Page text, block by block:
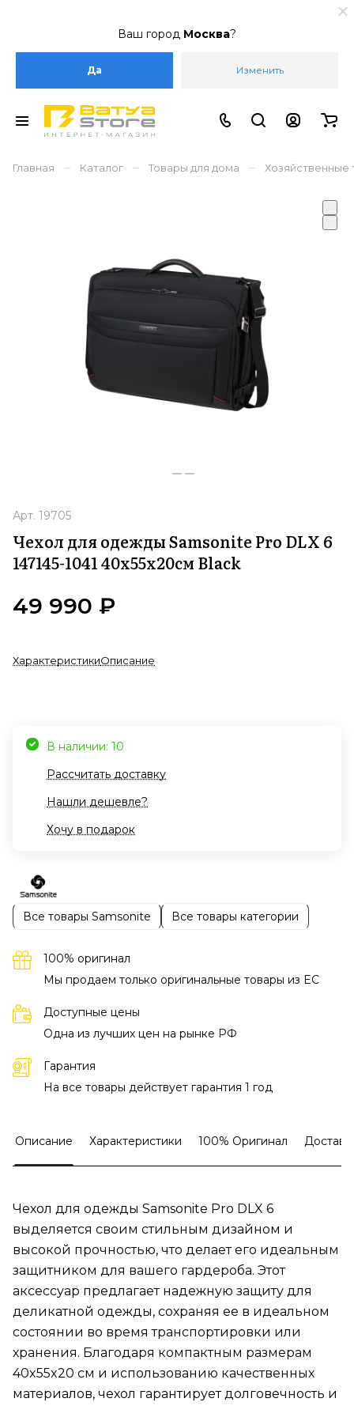
Ваш город Москва?
Да Изменить
Главная – Каталог – Товары для дома – Хозяйственные
Арт. 19705
Чехол для одежды Samsonite Pro DLX 6
147145-1041 40x55x20см Black
49 990 ₽
ХарактеристикиОписание
В наличии: 10
Рассчитать доставку
Нашли дешевле?
Хочу в подарок
Все товары Samsonite Все товары категории
100% оригинал
Мы продаем только оригинальные товары из EC
Доступные цены
Одна из лучших цен на рынке РФ
Гарантия
На все товары действует гарантия 1 год
Описание Характеристики 100% Оригинал
Чехол для одежды Samsonite Pro DLX 6
выделяется своим стильным дизайном и
высокой прочностью, что делает его идеальным
защитником для вашего гардероба. Этот
аксессуар предлагает надежную защиту для
деликатной одежды, сохраняя ее в идеальном
состоянии во время транспортировки или
хранения. Благодаря компактным размерам
40x55x20 см и использованию качественных
материалов, чехол гарантирует долговечность и